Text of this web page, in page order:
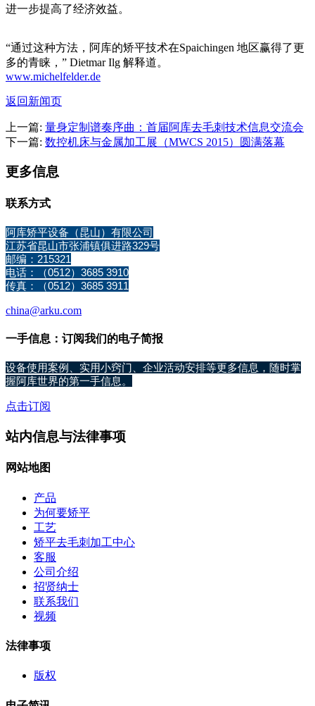
进一步提高了经济效益。
“通过这种方法，阿库的矫平技术在Spaichingen 地区赢得了更
多的青睐，” Dietmar Ilg 解释道。
www.michelfelder.de
返回新闻页
上一篇: 量身定制谱奏序曲：首届阿库去毛刺技术信息交流会
下一篇: 数控机床与金属加工展（MWCS 2015）圆满落幕
更多信息
联系方式
阿库矫平设备（昆山）有限公司
江苏省昆山市张浦镇俱进路329号
邮编：215321
电话：（0512）3685 3910
传真：（0512）3685 3911
china@arku.com
一手信息：订阅我们的电子简报
设备使用案例、实用小窍门、企业活动安排等更多信息，随时掌
握阿库世界的第一手信息。
点击订阅
站内信息与法律事项
网站地图
产品
为何要矫平
工艺
矫平去毛刺加工中心
客服
公司介绍
招贤纳士
联系我们
视频
法律事项
版权